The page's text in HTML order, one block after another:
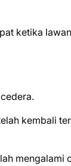
ketika
kembali
mengalami